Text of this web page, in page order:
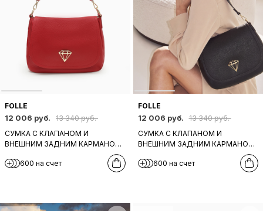
FOLLE
12 006 руб.
13 340 руб.
СУМКА С КЛАПАНОМ И
ВНЕШНИМ ЗАДНИМ КАРМАНОМ
НАТУРАЛЬНОЙ КРАСНОЙ КОЖИ
600 на счет
FOLLE
12 006 руб.
13 340 руб.
СУМКА С КЛАПАНОМ И
ВНЕШНИМ ЗАДНИМ КАРМАНОМ
НАТУРАЛЬНОЙ ЧЕРНОЙ КОЖИ
600 на счет